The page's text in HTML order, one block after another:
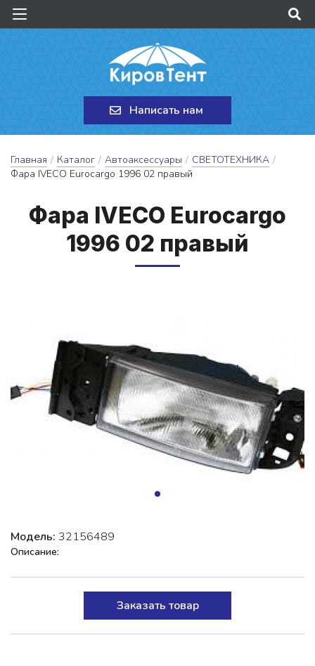
Написать нам
Главная / Каталог / Автоаксессуары / СВЕТОТЕХНИКА /
Фара IVECO Eurocargo 1996 02 правый
Фа­ра IVECO Eurocargo
1996 02 пра­вый
Модель: 32156489
Описание:
Заказать товар